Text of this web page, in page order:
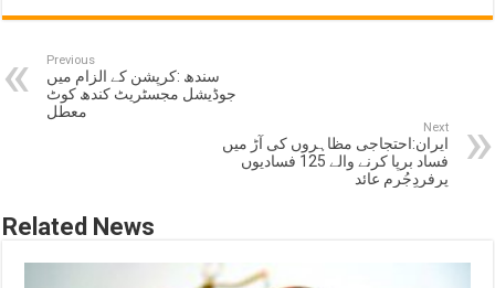
Previous
سندھ :کرپشن کے الزام میں
جوڈیشل مجسٹریٹ کندھ کوٹ
معطل
Next
ایران:احتجاجی مظاہروں کی آڑ میں
فساد برپا کرنے والے 125 فسادیوں
پرفردِجُرم عائد
Related News